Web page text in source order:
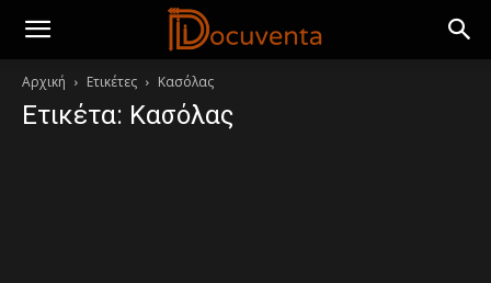
Αρχική Ετικέτες Κασόλας
Ετικέτα: Κασόλας